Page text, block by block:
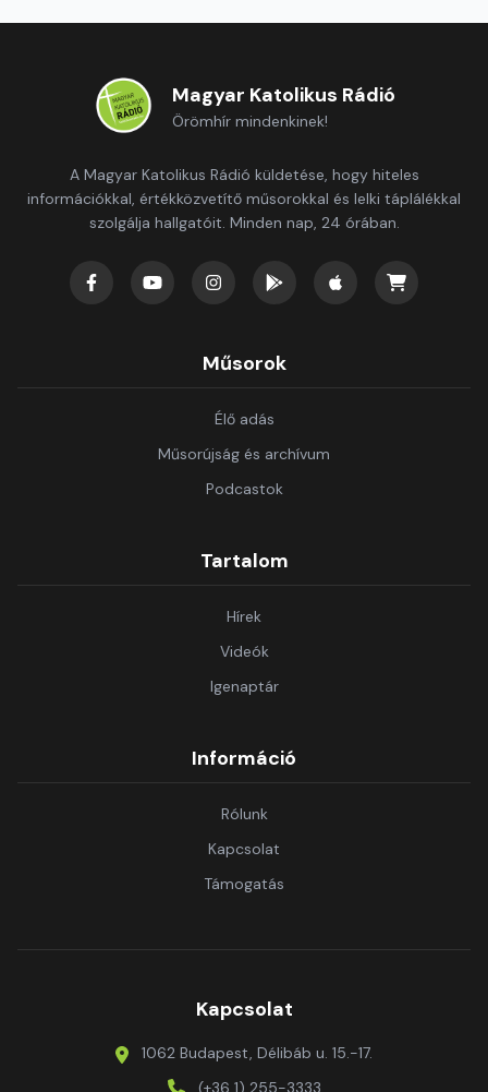
Magyar Katolikus Rádió
Örömhír mindenkinek!
A Magyar Katolikus Rádió küldetése, hogy hiteles
információkkal, értékközvetítő műsorokkal és lelki táplálékkal
szolgálja hallgatóit. Minden nap, 24 órában.
Műsorok
Élő adás
Műsorújság és archívum
Podcastok
Tartalom
Hírek
Videók
Igenaptár
Információ
Rólunk
Kapcsolat
Támogatás
Kapcsolat
1062 Budapest, Délibáb u. 15.-17.
(+36 1) 255-3333